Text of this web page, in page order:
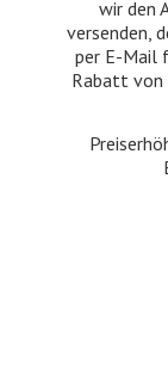
wir den
versenden,
per E-Mail
Rabatt von